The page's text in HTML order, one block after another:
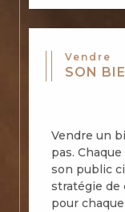
Vendre
SON
Vendre un
pas.
son public
stratégie de
pour